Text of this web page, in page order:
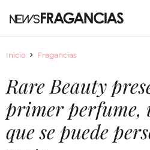
Inicio Fragancias
Rare Beauty
primer perfume,
que se puede